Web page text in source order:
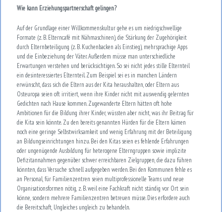
Wie kann Erziehungspartnerschaft gelingen?
Auf der Grundlage einer Willkommenskultur gehe es um niedrigschwellige
Formate (z. B. Elterncafé mit Nähmaschinen), die Stärkung der Zugehörigkeit
durch Elternbeteiligung (z. B. Kuchenbacken als Einstieg), mehrsprachige Apps
und die Einbeziehung der Väter. Außerdem müsse man unterschiedliche
Erwartungen verstehen und berücksichtigen. So sei nicht jedes stille Elternteil
ein desinteressiertes Elternteil. Zum Beispiel sei es in manchen Ländern
erwünscht, dass sich die Eltern aus der Kita heraushalten, oder Eltern aus
Osteuropa seien oft irritiert, wenn ihre Kinder nicht mit auswendig gelernten
Gedichten nach Hause kommen. Zugewanderte Eltern hätten oft hohe
Ambitionen für die Bildung ihrer Kinder, wüssten aber nicht, was ihr Beitrag für
die Kita sein könnte. Zu den bereits genannten Hürden für die Eltern kämen
noch eine geringe Selbstwirksamkeit und wenig Erfahrung mit der Beteiligung
an Bildungseinrichtungen hinzu. Bei den Kitas seien es fehlende Erfahrungen
oder ungenügende Ausbildung für heterogene Elterngruppen sowie implizite
Defizitannahmen gegenüber schwer erreichbaren Zielgruppen, die dazu führen
könnten, dass Versuche schnell aufgegeben werden. Bei den Kommunen fehle es
an Personal, für Familienzentren seien multiprofessionelle Teams und neue
Organisationsformen nötig, z. B. weil eine Fachkraft nicht ständig vor Ort sein
könne, sondern mehrere Familienzentren betreuen müsse. Dies erfordere auch
die Bereitschaft, Ungleiches ungleich zu behandeln.